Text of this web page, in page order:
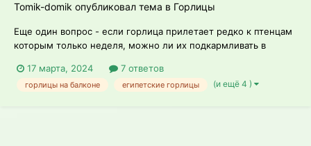
Tomik-domik опубликовал тема в Горлицы
Еще один вопрос - если горлица прилетает редко к птенцам
которым только неделя, можно ли их подкармливать в
птенчиков? Я уже пробовала их подкармливать из пипетки
кормом для собак ( предварительно размачивая в тёплой
17 марта, 2024 7 ответов
горлицы на балконе египетские горлицы (и ещё 4 )